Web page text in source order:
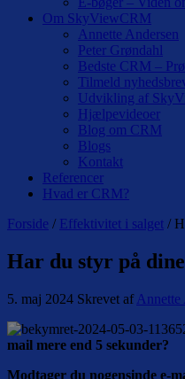
Om SkyViewCRM
Annette Andersen
Peter Grøndahl
Bedste CRM –
Tilmeld
Udvikling af
Hjælpevideoer
Blog om CRM
Blogs
Kontakt
Referencer
Hvad er CRM?
Forside / Effektivitet i salget /
Har du styr på
5. maj 2024 Skrevet af Annette
mail mere end 5 sekunder?
Modtager du nogensinde e-